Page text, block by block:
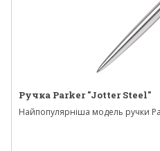
Ручка Parker "Jotter Steel"
Найпопулярніша модель ручки